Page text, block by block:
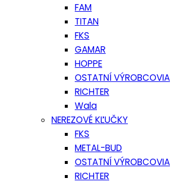
FAM
TITAN
FKS
GAMAR
HOPPE
OSTATNÍ VÝROBCOVIA
RICHTER
Wala
NEREZOVÉ KĽUČKY
FKS
METAL-BUD
OSTATNÍ VÝROBCOVIA
RICHTER